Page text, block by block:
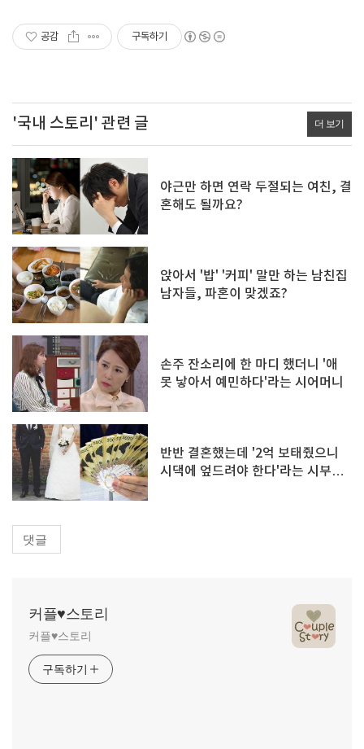
공감 구독하기
'국내 스토리' 관련 글 더 보기
야근만 하면 연락 두절되는 여친, 결
혼해도 될까요?
앉아서 '밥' '커피' 말만 하는 남친집
남자들, 파혼이 맞겠죠?
손주 잔소리에 한 마디 했더니 '애
못 낳아서 예민하다'라는 시어머니
반반 결혼했는데 '2억 보태줬으니
시댁에 엎드려야 한다'라는 시부모
댓글
커플♥스토리
커플♥스토리
구독하기